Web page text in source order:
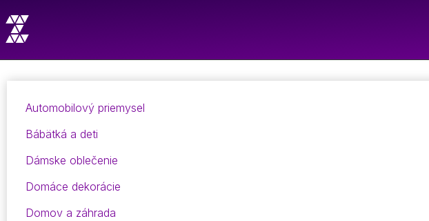
Automobilový priemysel
Bábätká a deti
Dámske oblečenie
Domáce dekorácie
Domov a záhrada